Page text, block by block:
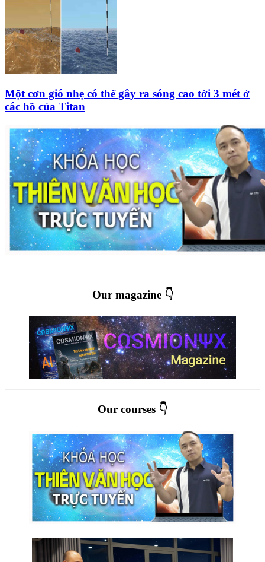
Một cơn gió nhẹ có thể gây ra sóng cao tới 3 mét ở
các hồ của Titan
Our magazine 👇
Our courses 👇